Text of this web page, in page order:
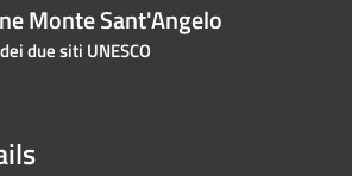
Monte Sant'Angelo
due siti UNESCO